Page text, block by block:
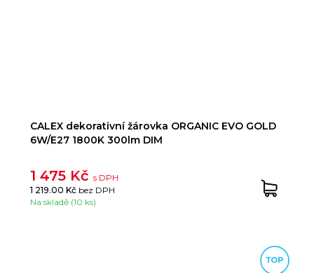
CALEX dekorativní žárovka ORGANIC EVO GOLD
6W/E27 1800K 300lm DIM
1 475 Kčs DPH
1 219.00 Kč bez DPH
Na skladě (10 ks)